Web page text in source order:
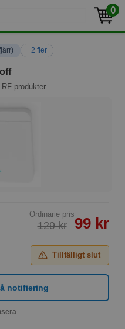
0
+2 fler
produkter
Ordinarie pris
129 kr 99 kr
Tillfälligt slut
notifiering